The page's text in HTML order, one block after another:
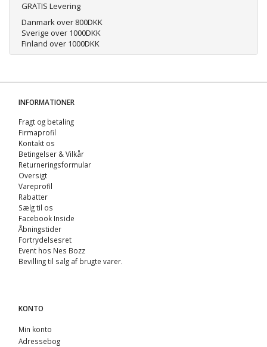
GRATIS Levering
Danmark over 800DKK
Sverige over 1000DKK
Finland over 1000DKK
INFORMATIONER
Fragt og betaling
Firmaprofil
Kontakt os
Betingelser & Vilkår
Returneringsformular
Oversigt
Vareprofil
Rabatter
Sælg til os
Facebook Inside
Åbningstider
Fortrydelsesret
Event hos Nes Bozz
Bevilling til salg af brugte varer.
KONTO
Min konto
Adressebog